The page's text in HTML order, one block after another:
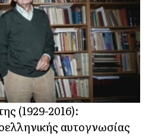
(1929-2016):
αυτογνωσίας